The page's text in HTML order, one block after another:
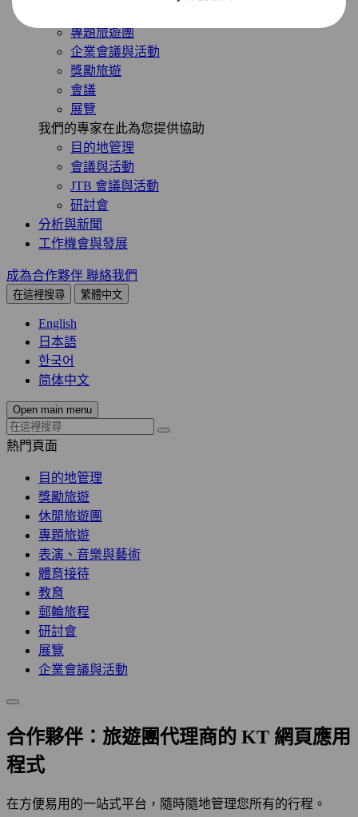
專題旅遊團
企業會議與活動
獎勵旅遊
會議
展覽
我們的專家在此為您提供協助
目的地管理
會議與活動
JTB 會議與活動
研討會
分析與新聞
工作機會與發展
成為合作夥伴 聯絡我們
在這裡搜尋 繁體中文
English
日本語
한국어
简体中文
Open main menu
熱門頁面
目的地管理
獎勵旅遊
休閒旅遊團
專題旅遊
表演、音樂與藝術
體育接待
教育
郵輪旅程
研討會
展覽
企業會議與活動
合作夥伴：旅遊團代理商的 KT 網頁應用
程式
在方便易用的一站式平台，隨時隨地管理您所有的行程。